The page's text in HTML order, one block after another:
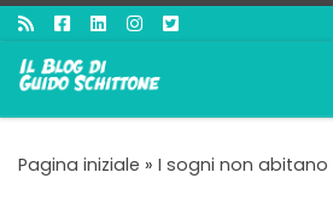
Passa al contenuto
Pagina iniziale » I sogni non abitano